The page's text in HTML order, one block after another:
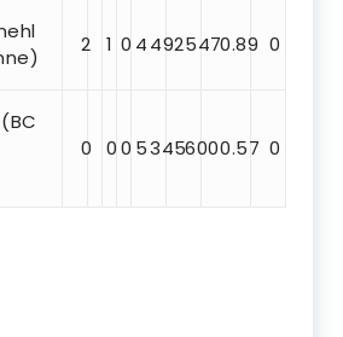
2 1 0 44925470.89 0
0 00 53456000.57 0